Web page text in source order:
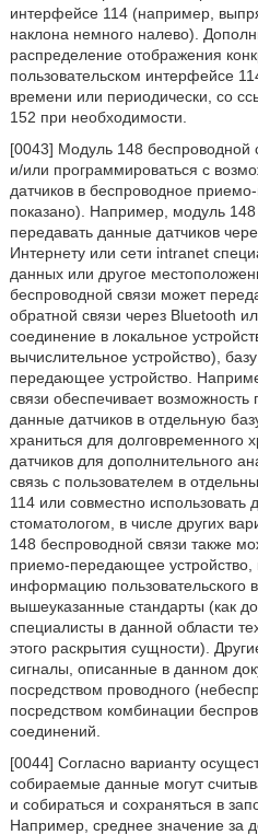
интерфейсе 114 (например,
наклона немного налево).
распределение отображения
пользовательском интерфейсе
времени или периодически, со
152 при необходимости.
[0043] Модуль 148 беспроводной
и/или программироваться с
датчиков в беспроводное
показано). Например, модуль
передавать данные датчиков
Интернету или сети intranet
данных или другое
беспроводной связи может
обратной связи через Bluetooth
соединение в локальное
вычислительное устройство),
передающее устройство.
связи обеспечивает
данные датчиков в отдельную
храниться для долговременного
датчиков для дополнительного
связь с пользователем в
114 или совместно
стоматологом, в числе других
148 беспроводной связи также
приемо-передающее устройство,
информацию пользовательского
вышеуказанные стандарты (как
специалисты в данной области
этого раскрытия сущности).
сигналы, описанные в данном
посредством проводного
посредством комбинации
соединений.
[0044] Согласно варианту
собираемые данные могут
и собираться и сохраняться в
Например, среднее значение за